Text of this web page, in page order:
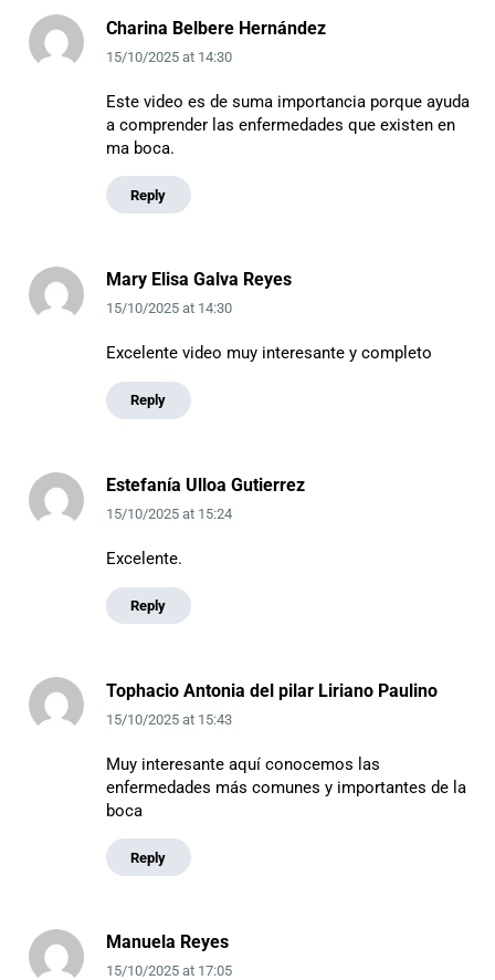
Charina Belbere Hernández
15/10/2025at 14:30
Este video es de suma importancia porque ayuda
a comprender las enfermedades que existen en
ma boca.
Reply
Mary Elisa Galva Reyes
15/10/2025at 14:30
Excelente video muy interesante y completo
Reply
Estefanía Ulloa Gutierrez
15/10/2025at 15:24
Excelente.
Reply
Tophacio Antonia del pilar Liriano Paulino
15/10/2025at 15:43
Muy interesante aquí conocemos las
enfermedades más comunes y importantes de la
boca
Reply
Manuela Reyes
15/10/2025at 17:05